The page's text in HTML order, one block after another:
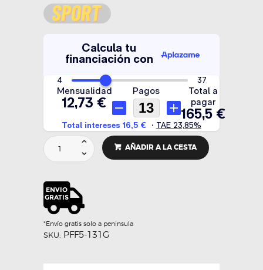
Espaciador
rotula
-
Powerflex
cantidad
AÑADIR A LA CESTA
*Envío gratis solo a peninsula
SKU: PFF5-131G